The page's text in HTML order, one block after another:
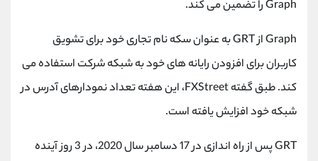
Graph را تضمین می کند.
Graph از GRT به عنوان سکه نام تجاری خود برای تشویق
کاربران برای افزودن رایانه های خود به شبکه شرکت استفاده می
کند. طبق گفته FXStreet، این هفته تعداد نمودارهای آدرس در
شبکه خود افزایش یافته است.
GRT پس از راه اندازی در 17 دسامبر سال 2020، در 3 روز آینده